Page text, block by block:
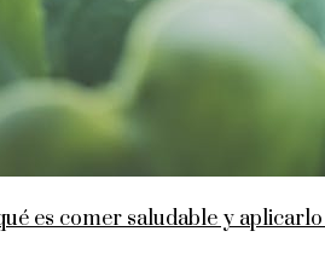
es comer saludable y